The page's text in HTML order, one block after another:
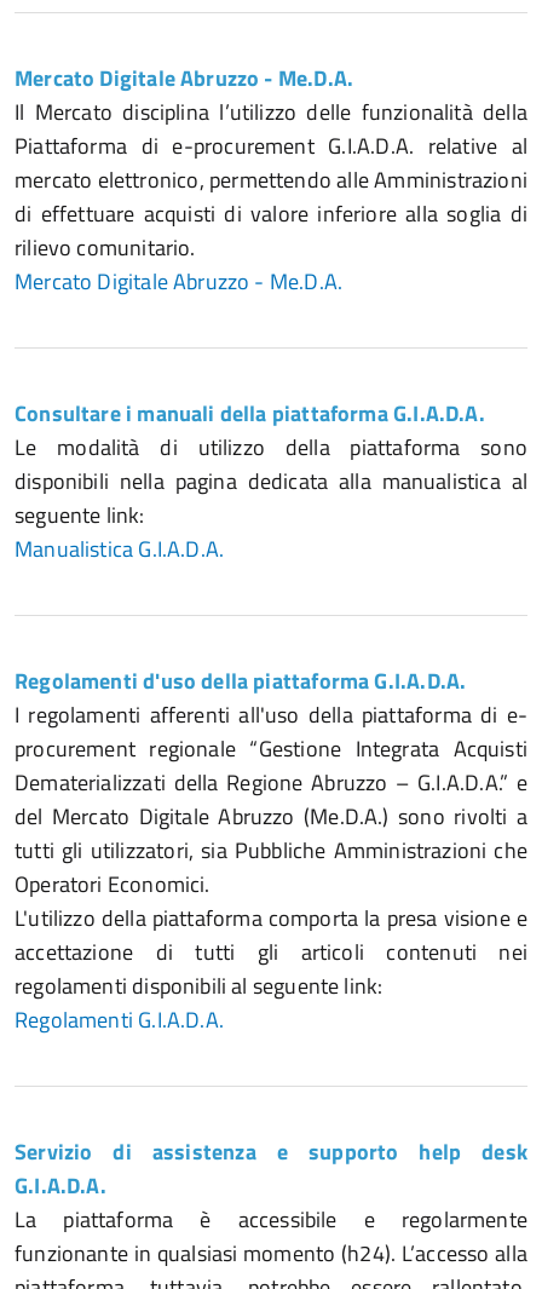
Mercato Digitale Abruzzo - Me.D.A.
Il Mercato disciplina l’utilizzo delle funzionalità della
Piattaforma di e-procurement G.I.A.D.A. relative al
mercato elettronico, permettendo alle Amministrazioni
di effettuare acquisti di valore inferiore alla soglia di
rilievo comunitario.
Mercato Digitale Abruzzo - Me.D.A.
Consultare i manuali della piattaforma G.I.A.D.A.
Le modalità di utilizzo della piattaforma sono
disponibili nella pagina dedicata alla manualistica al
seguente link:
Manualistica G.I.A.D.A.
Regolamenti d'uso della piattaforma G.I.A.D.A.
I regolamenti afferenti all'uso della piattaforma di e-
procurement regionale “Gestione Integrata Acquisti
Dematerializzati della Regione Abruzzo – G.I.A.D.A.” e
del Mercato Digitale Abruzzo (Me.D.A.) sono rivolti a
tutti gli utilizzatori, sia Pubbliche Amministrazioni che
Operatori Economici.
L'utilizzo della piattaforma comporta la presa visione e
accettazione di tutti gli articoli contenuti nei
regolamenti disponibili al seguente link:
Regolamenti G.I.A.D.A.
Servizio di assistenza e supporto help desk
G.I.A.D.A.
La piattaforma è accessibile e regolarmente
funzionante in qualsiasi momento (h24). L’accesso alla